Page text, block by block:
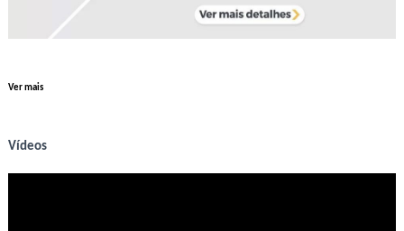
Ver mais
Vídeos